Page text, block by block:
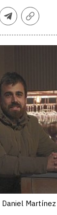
TelegramCopiar
Martínez